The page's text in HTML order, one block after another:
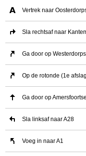
Vertrek naar
Sla rechtsaf naar
Ga door op
Op de rotonde (1e
Ga door op
Sla linksaf naar A28
Voeg in naar A1